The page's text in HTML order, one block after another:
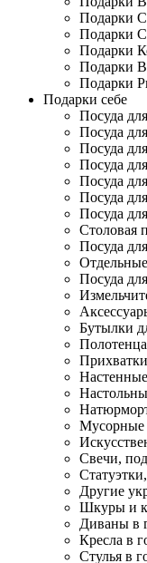
Подарки
Подарки
Подарки
Подарки
Подарки
Подарки себе
Посуда
Посуда
Посуда
Посуда
Посуда
Посуда
Посуда
Столовая
Посуда
Посуда
Бутылки
Мусорные
Свечи,
Другие
Шкуры и
Диваны в
Кресла в
Стулья в